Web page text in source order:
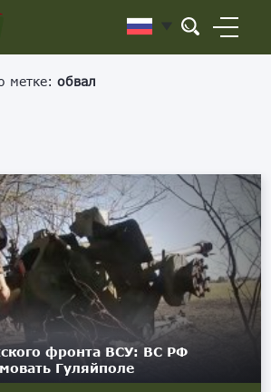
метке:обвал
фронта ВСУ: ВС РФ
Гуляйполе